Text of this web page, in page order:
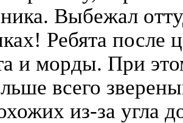
Выбежал
Ребята после
и морды. При
всего
из-за угла